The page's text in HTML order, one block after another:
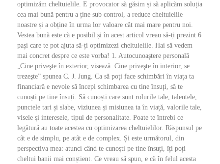
optimizăm cheltuielile. E provocator să găsim și să aplicăm soluția
cea mai bună pentru a ține sub control, a reduce cheltuielile
noastre și a obține în urma lor valoare cât mai mare pentru noi.
Vestea bună este că e posibil și în acest articol vreau să-ți prezint 6
pași care te pot ajuta să-ți optimizezi cheltuielile. Hai să vedem
mai concret despre ce este vorba! 1. Autocunoaștere personală
„Cine priveşte în exterior, visează. Cine priveşte în interior, se
trezeşte” spunea C. J. Jung. Ca să poți face schimbări în viața ta
financiară e nevoie să începi schimbarea cu tine însuți, să te
cunoști pe tine însuți. Să cunoști care sunt rolurile tale, talentele,
punctele tari și slabe, viziunea și misiunea ta în viață, valorile tale,
visele și interesele, tipul de personalitate. Poate te întrebi ce
legătură au toate acestea cu optimizarea cheltuielilor. Răspunsul pe
cât e de simplu, pe atât e de complex. Și este următorul, din
perspectiva mea: atunci când te cunoști pe tine însuți, îți poți
cheltui banii mai conștient. Ce vreau să spun, e că în felul acesta